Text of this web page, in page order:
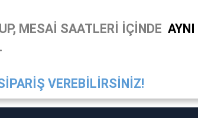
MESAİ SAATLERİ İÇİNDE AYNI
VEREBİLİRSİNİZ!